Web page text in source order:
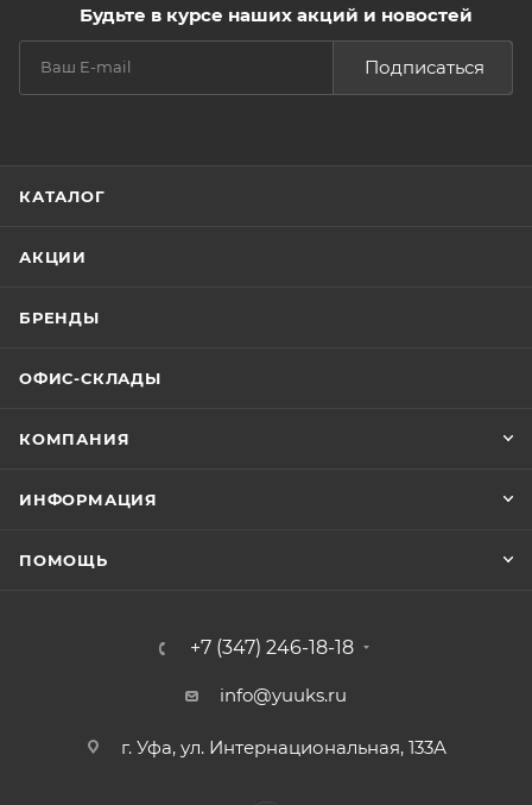
Будьте в курсе наших акций и новостей
Подписаться
КАТАЛОГ
АКЦИИ
БРЕНДЫ
ОФИС-СКЛАДЫ
КОМПАНИЯ
ИНФОРМАЦИЯ
ПОМОЩЬ
+7 (347) 246-18-18
info@yuuks.ru
г. Уфа, ул. Интернациональная, 133А